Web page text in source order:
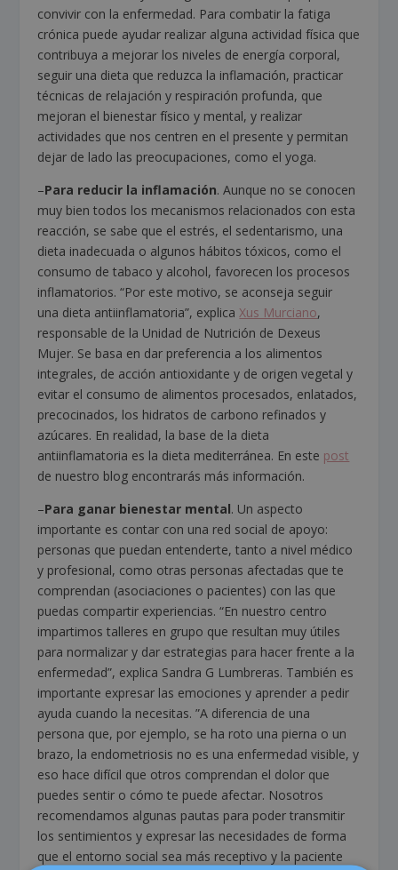
convivir con la enfermedad. Para combatir la fatiga
crónica puede ayudar realizar alguna actividad física que
contribuya a mejorar los niveles de energía corporal,
seguir una dieta que reduzca la inflamación, practicar
técnicas de relajación y respiración profunda, que
mejoran el bienestar físico y mental, y realizar
actividades que nos centren en el presente y permitan
dejar de lado las preocupaciones, como el yoga.
–Para reducir la inflamación. Aunque no se conocen
muy bien todos los mecanismos relacionados con esta
reacción, se sabe que el estrés, el sedentarismo, una
dieta inadecuada o algunos hábitos tóxicos, como el
consumo de tabaco y alcohol, favorecen los procesos
inflamatorios. “Por este motivo, se aconseja seguir
una dieta antiinflamatoria”, explica Xus Murciano,
responsable de la Unidad de Nutrición de Dexeus
Mujer. Se basa en dar preferencia a los alimentos
integrales, de acción antioxidante y de origen vegetal y
evitar el consumo de alimentos procesados, enlatados,
precocinados, los hidratos de carbono refinados y
azúcares. En realidad, la base de la dieta
antiinflamatoria es la dieta mediterránea. En este post
de nuestro blog encontrarás más información.
–Para ganar bienestar mental. Un aspecto
importante es contar con una red social de apoyo:
personas que puedan entenderte, tanto a nivel médico
y profesional, como otras personas afectadas que te
comprendan (asociaciones o pacientes) con las que
puedas compartir experiencias. “En nuestro centro
impartimos talleres en grupo que resultan muy útiles
para normalizar y dar estrategias para hacer frente a la
enfermedad”, explica Sandra G Lumbreras. También es
importante expresar las emociones y aprender a pedir
ayuda cuando la necesitas. ”A diferencia de una
persona que, por ejemplo, se ha roto una pierna o un
brazo, la endometriosis no es una enfermedad visible, y
eso hace difícil que otros comprendan el dolor que
puedes sentir o cómo te puede afectar. Nosotros
recomendamos algunas pautas para poder transmitir
los sentimientos y expresar las necesidades de forma
que el entorno social sea más receptivo y la paciente